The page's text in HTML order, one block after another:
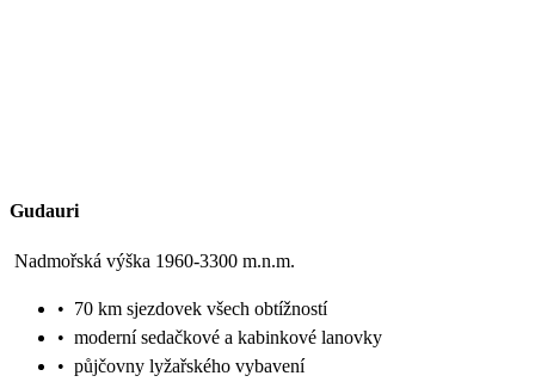
Gudauri
Nadmořská výška 1960-3300 m.n.m.
• 70 km sjezdovek všech obtížností
• moderní sedačkové a kabinkové lanovky
• půjčovny lyžařského vybavení